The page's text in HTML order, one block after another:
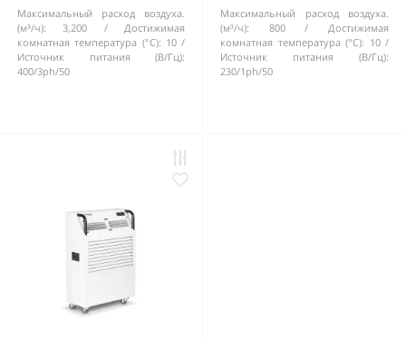
Максимальный расход воздуха.
(м³/ч):
3,200
Достижимая
комнатная температура (°C): 10
Источник питания (В/Гц):
400/3ph/50
Максимальный расход воздуха.
(м³/ч):
800
Достижимая
комнатная температура (°C): 10
Источник питания (В/Гц):
230/1ph/50